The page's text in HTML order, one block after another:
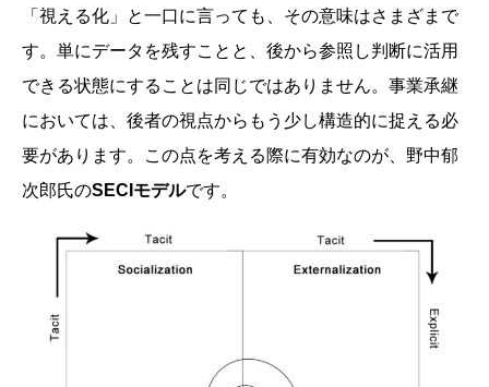
「視える化」と一口に言っても、その意味はさまざまで
す。単にデータを残すことと、後から参照し判断に活用
できる状態にすることは同じではありません。事業承継
においては、後者の視点からもう少し構造的に捉える必
要があります。この点を考える際に有効なのが、野中郁
次郎氏のSECI モデルです。